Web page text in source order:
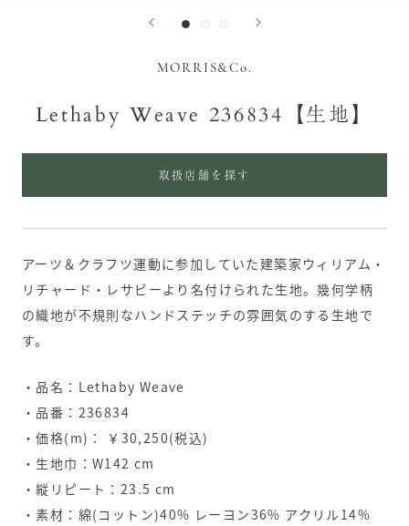
MORRIS&Co.
Lethaby Weave 236834【生地】
取扱店舗を探す
アーツ＆クラフツ運動に参加していた建築家ウィリアム・
リチャード・レサビーより名付けられた生地。幾何学柄
の織地が不規則なハンドステッチの雰囲気のする生地で
す。
・品名：Lethaby Weave
・品番：236834
・価格(m)： ￥30,250(税込)
・生地巾：W142 cm
・縦リピート：23.5 cm
・素材：綿(コットン)40% レーヨン36% アクリル14%